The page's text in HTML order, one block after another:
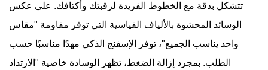
تتشكل بدقة مع الخطوط الفريدة لرقبتك وأكتافك. على عكس
الوسائد المحشوة بالألياف القياسية التي توفر مقاومة "مقاس
واحد يناسب الجميع"، توفر الإسفنج الذكي مهدًا مناسبًا حسب
الطلب. بمجرد إزالة الضغط، تظهر الوسادة خاصية "الارتداد